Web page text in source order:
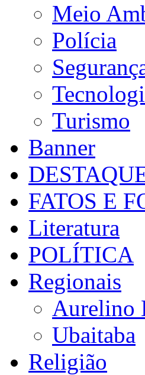
Meio
Polícia
Turismo
Banner
FATOS E
Literatura
POLÍTICA
Regionais
Aurelino
Ubaitaba
Religião